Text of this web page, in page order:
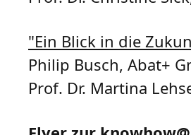
"Ein Blick in die
Philip Busch, Abat+
Prof. Dr. Martina